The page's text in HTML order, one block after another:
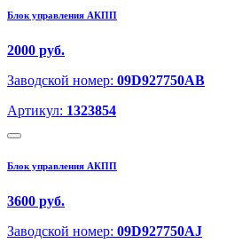
Блок управления АКПП
2000 руб.
Заводской номер: 09D927750AB
Артикул: 1323854
Блок управления АКПП
3600 руб.
Заводской номер: 09D927750AJ